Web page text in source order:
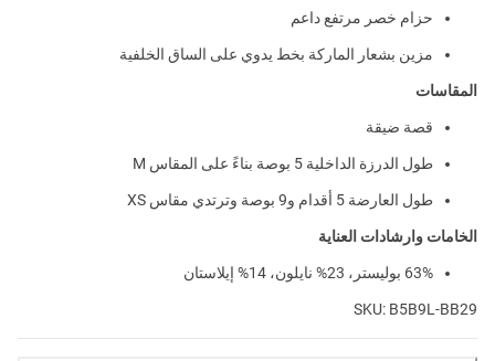
حزام خصر مرتفع داعم
مزين بشعار الماركة بخط يدوي على الساق الخلفية
المقاسات
قصة ضيقة
طول الدرزة الداخلية 5 بوصة بناءً على المقاس M
طول العارضة 5 أقدام و9 بوصة وترتدي مقاس XS
الخامات وارشادات العناية
63% بوليستر، 23% نايلون، 14% إيلاستان
SKU: B5B9L-BB29